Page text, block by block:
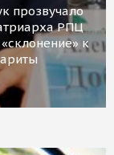
прозвучало
РПЦ
к